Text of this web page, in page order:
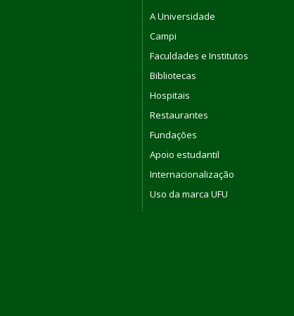
A Universidade
Campi
Faculdades e Institutos
Bibliotecas
Hospitais
Restaurantes
Fundações
Apoio estudantil
Internacionalização
Uso da marca UFU